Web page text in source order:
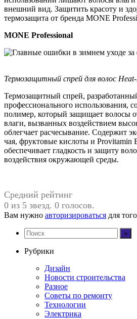
внешний вид. Защитить красоту и
термозащита от бренда МОNE
MONE Professional
Термозащитный спрей для волос
Термозащитный спрей,
профессионального использования,
полимер, который защищает волосы
влаги, вызванных воздействием
облегчает расчесывание. Содержит
чая, фруктовые кислоты и Provitamin
обеспечивает гладкость и защиту
воздействия окружающей среды.
Средний рейтинг
0 из 5 звезд. 0 голосов.
Вам нужно авторизироваться для
Рубрики
Дизайн
Новости строительства
Разное
Советы по ремонту
Технологии
Электрика